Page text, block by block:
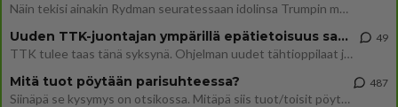
Näin tekisi ainakin Rydman seuratessaan idolinsa Trumpin mallia https://www.is.fi/politiikka/art-2000012187244.html
Uuden TTK-juontajan ympärillä epätietoisuus sakenee - Nyt MTV hämmentää soppaa
TTK tulee taas tänä syksynä. Ohjelman uudet tähtioppilaat julkistetaan torstaina 6. elokuuta klo 14 alkavassa lehdistö
49
Mitä tuot pöytään parisuhteessa?
Siinäpä se kysymys on otsikossa. Mitäpä siis tuot/toisit pöytään parisuhteessa? Oletko mies vai nainen? Koetko sen mitä
487